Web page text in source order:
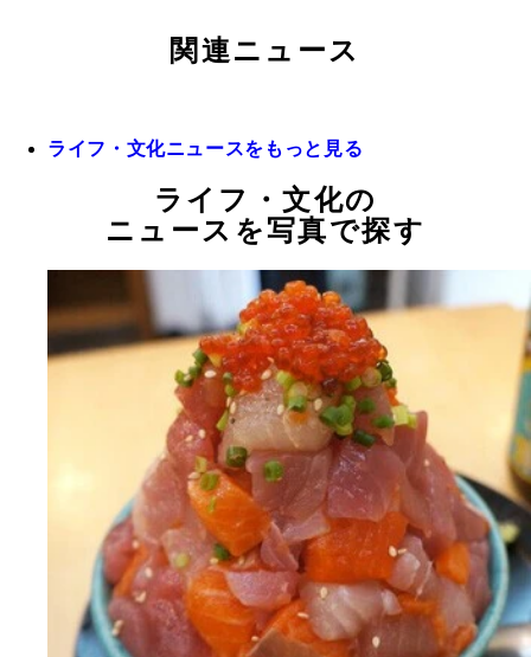
関連ニュース
ライフ・文化ニュースをもっと見る
ライフ・文化の
ニュースを写真で探す